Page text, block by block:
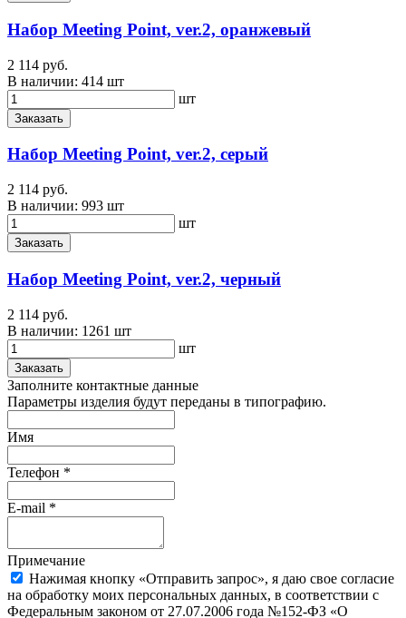
Набор Meeting Point, ver.2, оранжевый
2 114 руб.
В наличии: 414 шт
шт
Заказать
Набор Meeting Point, ver.2, серый
2 114 руб.
В наличии: 993 шт
шт
Заказать
Набор Meeting Point, ver.2, черный
2 114 руб.
В наличии: 1261 шт
шт
Заказать
Заполните контактные данные
Параметры изделия будут переданы в типографию.
Имя
Телефон *
E-mail *
Примечание
Нажимая кнопку «Отправить запрос», я даю свое согласие
на обработку моих персональных данных, в соответствии с
Федеральным законом от 27.07.2006 года №152-ФЗ «О